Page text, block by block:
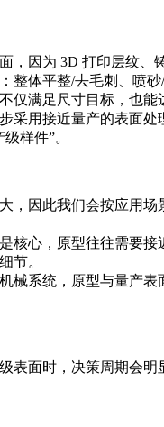
，因为 3D 打印层纹
整体平整/去毛刺、喷
仅满足尺寸目标，也能
采用接近量产的表面处
样件”。
，因此我们会按应用
核心，原型往往需要接
节。
械系统，原型与量产
表面时，决策周期会